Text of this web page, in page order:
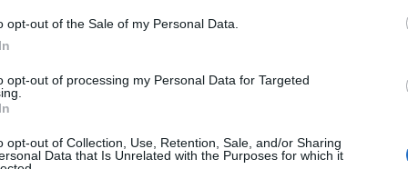
opt-out of the Sale of my Personal Data.
opt-out of processing my Personal Data for Targeted
opt-out of Collection, Use, Retention, Sale, and/or Sharing
Data that Is Unrelated with the Purposes for which it